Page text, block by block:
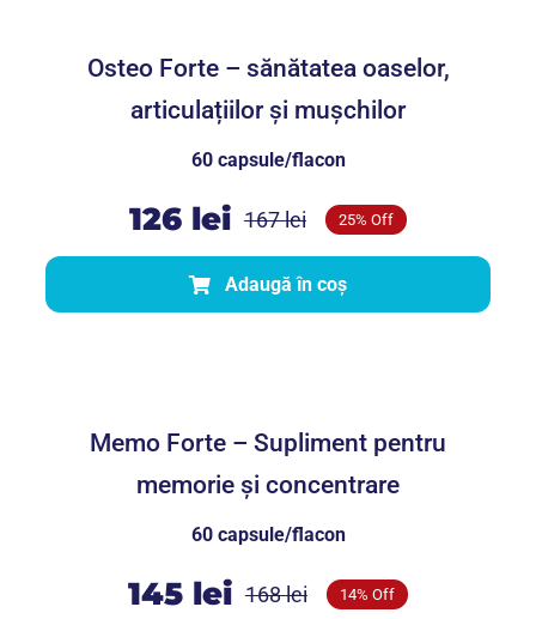
Osteo Forte – sănătatea oaselor,
articulațiilor și mușchilor
60 capsule/flacon
167leiPrețul
inițial
a
126 lei
Prețul
curent
este:
25% Off
Adaugă în coș
Memo Forte – Supliment pentru
memorie și concentrare
60 capsule/flacon
168lei
145 lei 14% Off